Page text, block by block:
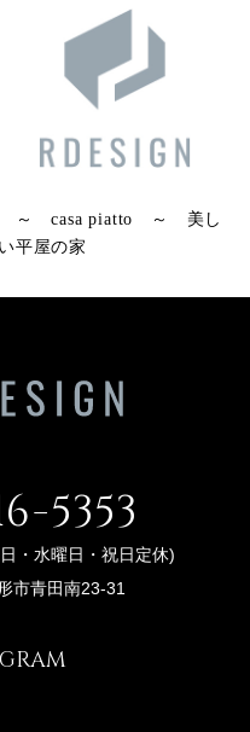
～ casa piatto ～ 美し
い平屋の家
5353
・水曜日・祝日定休)
市青田南23-31